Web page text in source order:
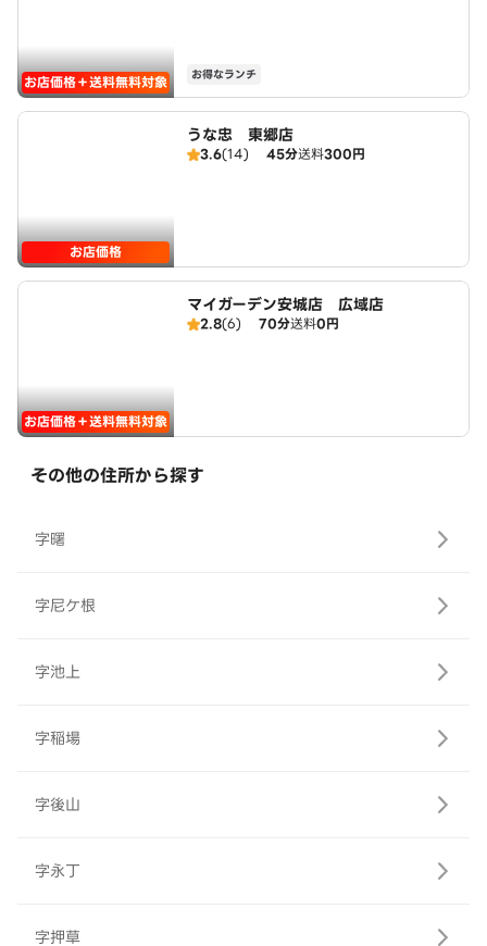
お店価格＋送料無料対象 お得なランチ
お店価格
うな忠 東郷店
3.6(14) 45分送料300円
お店価格＋送料無料対象
マイガーデン安城店 広域店
2.8(6) 70分送料0円
その他の住所から探す
字曙
字尼ケ根
字池上
字稲場
字後山
字永丁
字押草